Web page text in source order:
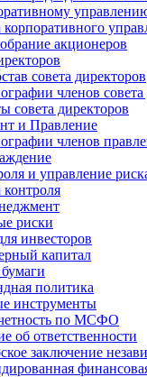
акционеров
совета директоров
членов совета
совета директоров
и Правление
членов
и управление
риски
инвесторов
капитал
политика
инструменты
по МСФО
об ответственности
заключение